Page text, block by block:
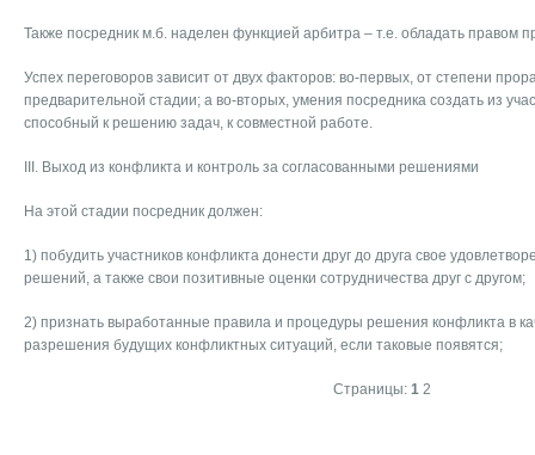
Также посредник м.б. наделен функцией арбитра – т.е. обладать правом
Успех переговоров зависит от двух факторов: во-первых, от степени
предварительной стадии; а во-вторых, умения посредника создать из
способный к решению задач, к совместной работе.
III. Выход из конфликта и контроль за согласованными решениями
На этой стадии посредник должен:
1) побудить участников конфликта донести друг до друга свое
решений, а также свои позитивные оценки сотрудничества друг с другом;
2) признать выработанные правила и процедуры решения конфликта в
разрешения будущих конфликтных ситуаций, если таковые появятся;
Страницы: 1 2